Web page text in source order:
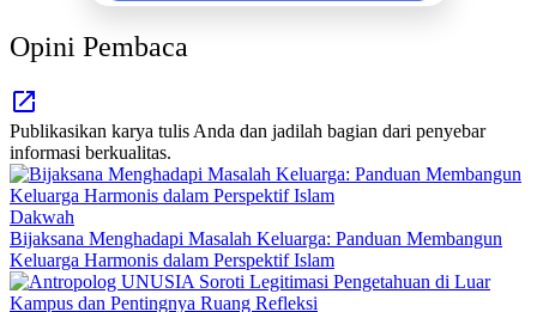
Opini Pembaca
Publikasikan karya tulis Anda dan jadilah bagian dari penyebar
informasi berkualitas.
Dakwah
Bijaksana Menghadapi Masalah Keluarga: Panduan Membangun
Keluarga Harmonis dalam Perspektif Islam